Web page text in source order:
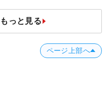
っと見る
ページ上部へ